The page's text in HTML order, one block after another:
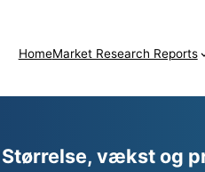
HomeMarket Research Reports
vækst og